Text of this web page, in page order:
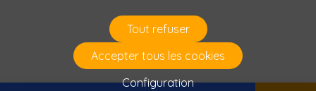
Tout refuser
Accepter tous les cookies
Configuration